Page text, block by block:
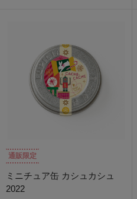
通販限定
ミニチュア缶 カシュカシュ
2022